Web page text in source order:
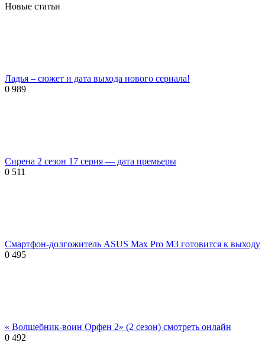
Новые статьи
Ладья – сюжет и дата выхода нового сериала!
0 989
Сирена 2 сезон 17 серия — дата премьеры
0 511
Смартфон-долгожитель ASUS Max Pro M3 готовится к выходу
0 495
« Волшебник-воин Орфен 2» (2 сезон) смотреть онлайн
0 492